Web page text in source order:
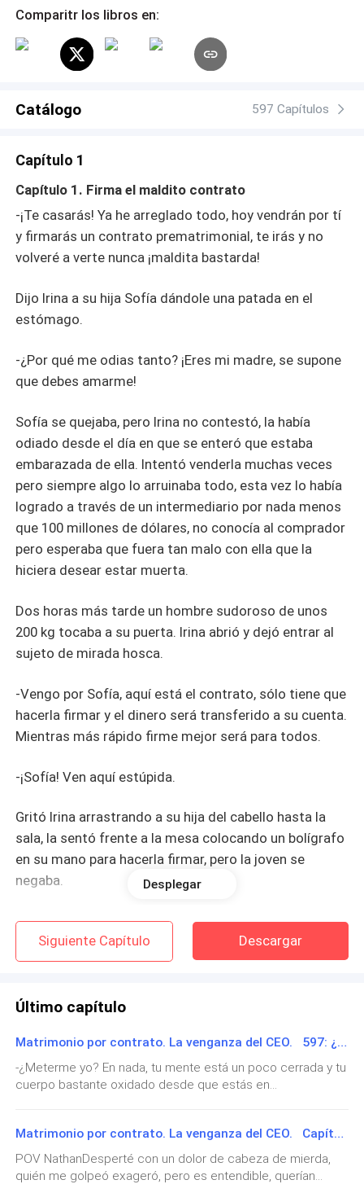
Comparitr los libros en:
Catálogo 597 Capítulos
Capítulo 1
Capítulo 1. Firma el maldito contrato
-¡Te casarás! Ya he arreglado todo, hoy vendrán por tí
y firmarás un contrato prematrimonial, te irás y no
volveré a verte nunca ¡maldita bastarda!
Dijo Irina a su hija Sofía dándole una patada en el
estómago.
-¿Por qué me odias tanto? ¡Eres mi madre, se supone
que debes amarme!
Sofía se quejaba, pero Irina no contestó, la había
odiado desde el día en que se enteró que estaba
embarazada de ella. Intentó venderla muchas veces
pero siempre algo lo arruinaba todo, esta vez lo había
logrado a través de un intermediario por nada menos
que 100 millones de dólares, no conocía al comprador
pero esperaba que fuera tan malo con ella que la
hiciera desear estar muerta.
Dos horas más tarde un hombre sudoroso de unos
200 kg tocaba a su puerta. Irina abrió y dejó entrar al
sujeto de mirada hosca.
-Vengo por Sofía, aquí está el contrato, sólo tiene que
hacerla firmar y el dinero será transferido a su cuenta.
Mientras más rápido firme mejor será para todos.
-¡Sofía! Ven aquí estúpida.
Gritó Irina arrastrando a su hija del cabello hasta la
sala, la sentó frente a la mesa colocando un bolígrafo
en su mano para hacerla firmar, pero la joven se
negaba.
-¡No lo haré! No importa lo que me hagas, no lo haré.
¡No! -Maldita, ¡firma el contrato ya!
contrato!
¡Paz! Una bofetada le hizo girar el rostro y salpicar
con sus lágrimas el contrato que tenía en frente. No
sabía de que se trataba, sólo tenía unas cuántas
hombre llamado Michael.
Irina tomó la muñeca de Sofía para obligarla a
Desplegar
Siguiente Capítulo Descargar
Último capítulo
Matrimonio por contrato. La venganza del CEO. 597: ¿Espeluznante y agradable?
-¿Meterme yo? En nada, tu mente está un poco cerrada y tu
cuerpo bastante oxidado desde que estás en
justicia.-Descuida, sólo fingiremos tu muerte y te
cambiaremos el nombre.-¿Estás bromeando?-De ninguna
manera... ¿Qué crees que iba a suceder si te quedabas en
prisión? Esa riña no fue sólo para que yo pudiera sacarte de
Matrimonio por contrato. La venganza del CEO. Capítulo 596: ¿En qué te has metido?
POV NathanDesperté con un dolor de cabeza de mierda,
quién me golpeó exageró, pero es entendible, querían